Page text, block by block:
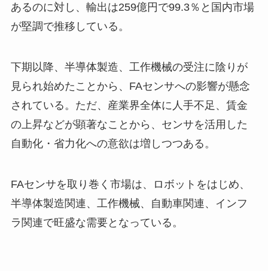
あるのに対し、輸出は259億円で99.3％と国内市場
が堅調で推移している。
下期以降、半導体製造、工作機械の受注に陰りが
見られ始めたことから、FAセンサへの影響が懸念
されている。ただ、産業界全体に人手不足、賃金
の上昇などが顕著なことから、センサを活用した
自動化・省力化への意欲は増しつつある。
FAセンサを取り巻く市場は、ロボットをはじめ、
半導体製造関連、工作機械、自動車関連、インフ
ラ関連で旺盛な需要となっている。